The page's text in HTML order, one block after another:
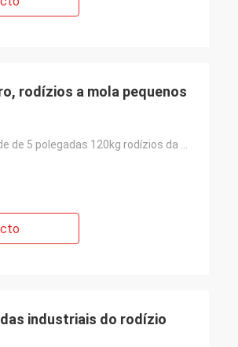
rodízios a mola pequenos
industriais do rodízio